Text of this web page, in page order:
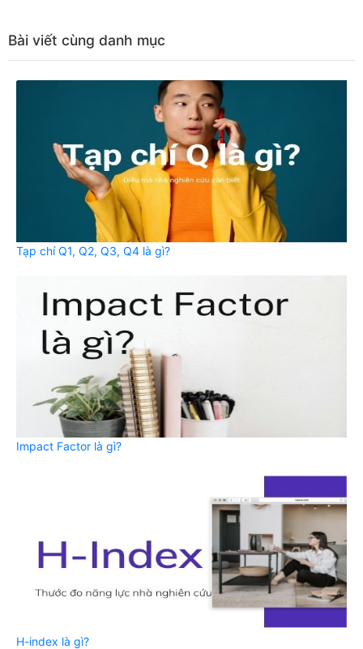
Bài viết cùng danh mục
Tạp chí Q1, Q2, Q3, Q4 là gì?
Impact Factor là gì?
H-index là gì?